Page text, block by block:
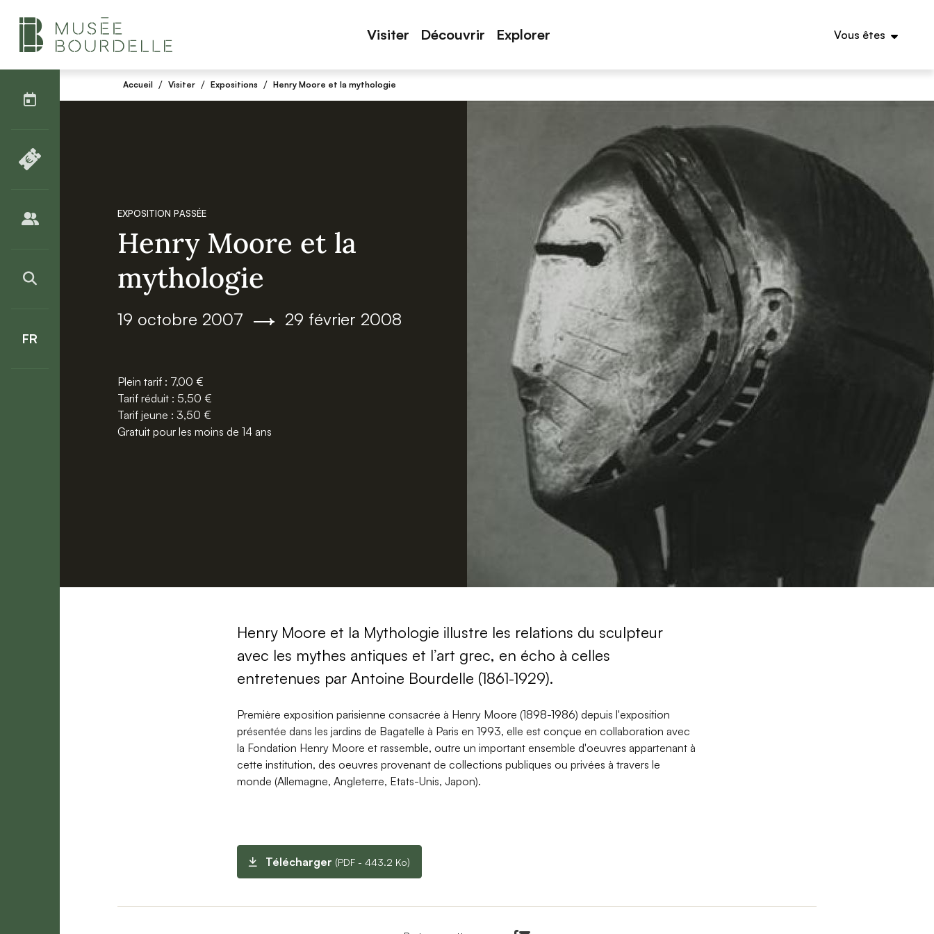
Visiter Découvrir Explorer Vous êtes
PUBLICS
>RECHERCHER
FR
Accueil / Visiter / Expositions / Henry Moore et la mythologie
EXPOSITION PASSÉE
Henry Moore et la
mythologie
Du
19 octobre 2007 au 29 février 2008
Plein tarif : 7,00 €
Tarif réduit : 5,50 €
Tarif jeune : 3,50 €
Gratuit pour les moins de 14 ans
Henry Moore et la Mythologie illustre les relations du sculpteur
avec les mythes antiques et l’art grec, en écho à celles
entretenues par Antoine Bourdelle (1861-1929).
Première exposition parisienne consacrée à Henry Moore (1898-1986) depuis l'exposition
présentée dans les jardins de Bagatelle à Paris en 1993, elle est conçue en collaboration avec
la Fondation Henry Moore et rassemble, outre un important ensemble d'oeuvres appartenant à
cette institution, des oeuvres provenant de collections publiques ou privées à travers le
monde (Allemagne, Angleterre, Etats-Unis, Japon).
Télécharger (PDF - 443.2 Ko)